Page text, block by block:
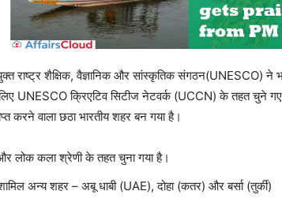
राष्ट्र शैक्षिक, वैज्ञानिक और सांस्कृतिक संगठन(UNESCO) ने
UNESCO क्रिएटिव सिटीज नेटवर्क (UCCN) के तहत चुने
करने वाला छठा भारतीय शहर बन गया है।
लोक कला श्रेणी के तहत चुना गया है।
अन्य शहर – अबू धाबी (UAE), दोहा (कतर) और बर्सा (तुर्की)